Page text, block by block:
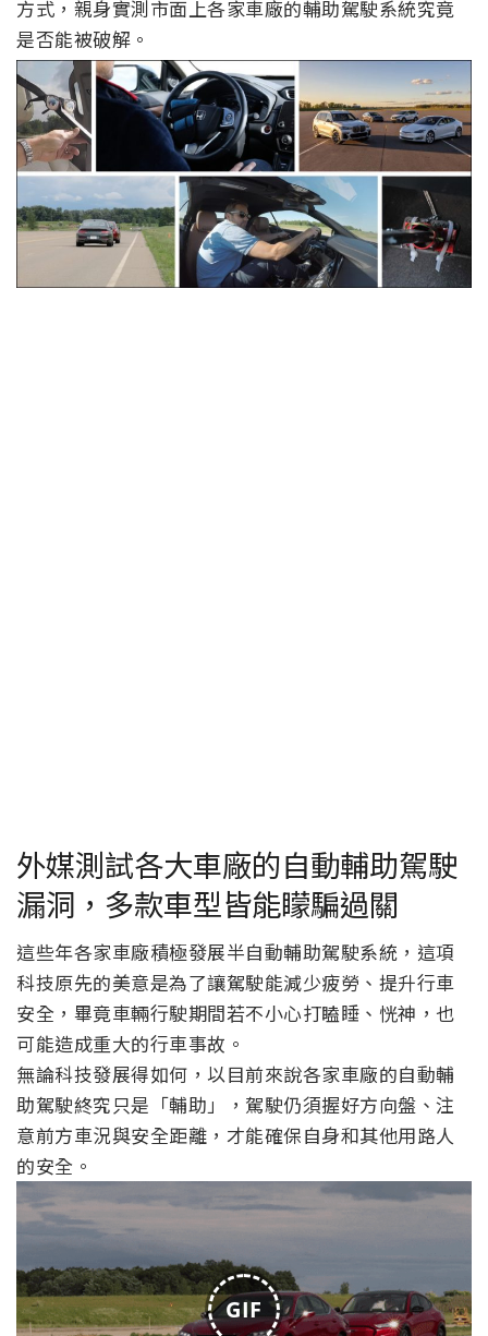
方式，親身實測市面上各家車廠的輔助駕駛系統究竟
是否能被破解。
外媒測試各大車廠的自動輔助駕駛
漏洞，多款車型皆能矇騙過關
這些年各家車廠積極發展半自動輔助駕駛系統，這項
科技原先的美意是為了讓駕駛能減少疲勞、提升行車
安全，畢竟車輛行駛期間若不小心打瞌睡、恍神，也
可能造成重大的行車事故。
無論科技發展得如何，以目前來說各家車廠的自動輔
助駕駛終究只是「輔助」，駕駛仍須握好方向盤、注
意前方車況與安全距離，才能確保自身和其他用路人
的安全。
GIF